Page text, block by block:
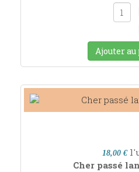
Ajouter
18,00 €
Cher passé